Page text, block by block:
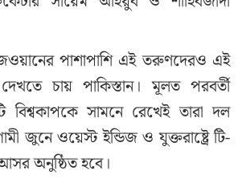
পাশাপাশি এই তরুণদেরও এই
চায় পাকিস্তান। মূলত পরবর্তী
বিশ্বকাপকে সামনে রেখেই তারা দল
জুনে ওয়েস্ট ইন্ডিজ ও যুক্তরাষ্ট্রে টি-
অনুষ্ঠিত হবে।